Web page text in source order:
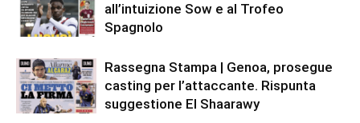
all’intuizione Sow e al Trofeo
Spagnolo
Rassegna Stampa | Genoa, prosegue
casting per l’attaccante. Rispunta
suggestione El Shaarawy